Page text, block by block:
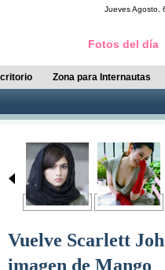
JuevesAgosto,
Fotos del día
Zona para Internautas
Vuelve Scarlett
imagen de Mango